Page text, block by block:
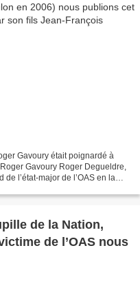
Gavoury était poignardé à
Gavoury Roger Degueldre,
de l’état-major de l’OAS en la
de la Nation,
de l’OAS nous